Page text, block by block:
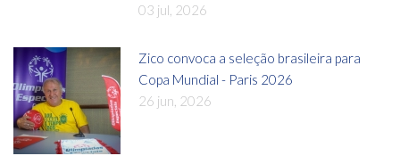
03 jul, 2026
Zico convoca a seleção brasileira para
Copa Mundial - Paris 2026
26 jun, 2026